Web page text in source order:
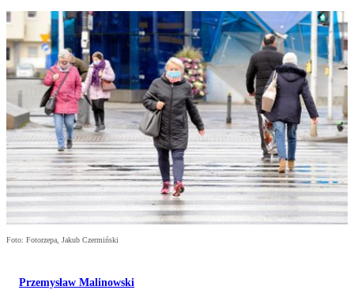
Foto: Fotorzepa, Jakub Czermiński
Przemysław Malinowski